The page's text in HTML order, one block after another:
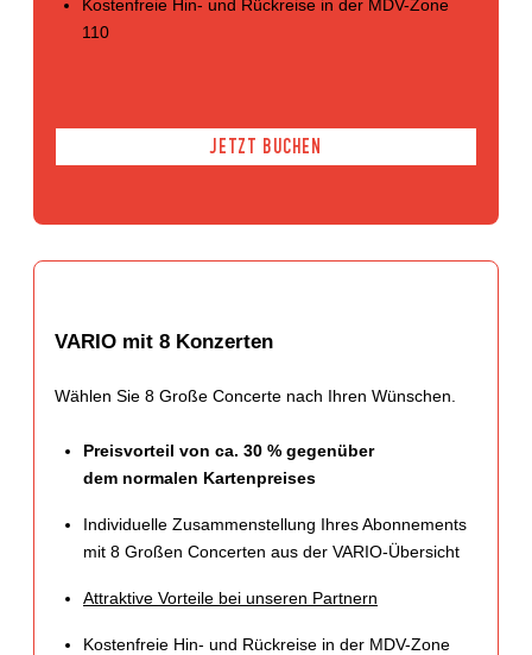
Kostenfreie Hin- und Rückreise in der MDV-Zone
110
JETZT BUCHEN
VARIO mit 8 Konzerten
Wählen Sie 8 Große Concerte nach Ihren Wünschen.
Preisvorteil von ca. 30 % gegenüber
dem normalen Kartenpreises
Individuelle Zusammenstellung Ihres Abonnements
mit 8 Großen Concerten aus der VARIO-Übersicht
Attraktive Vorteile bei unseren Partnern
Kostenfreie Hin- und Rückreise in der MDV-Zone